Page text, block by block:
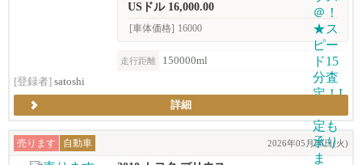
USドル 16,000.00
[車体価格] 16000
走行距離
150000ml
[登録者] satoshi
詳細
売ります 自動車 2026年05月26日(火)